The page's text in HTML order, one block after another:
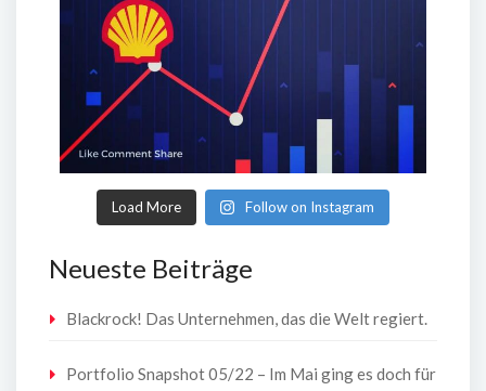
Load More Follow on Instagram
Neueste Beiträge
Blackrock! Das Unternehmen, das die Welt regiert.
Portfolio Snapshot 05/22 – Im Mai ging es doch für